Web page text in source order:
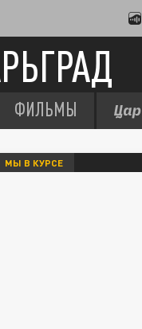
ФИЛЬМЫ
МЫ В КУРСЕ